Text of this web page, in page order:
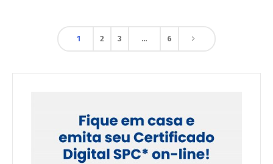
1 2 3 … 6